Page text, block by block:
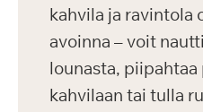
kahvila ja ravintola
avoinna – voit
lounasta,
kahvilaan tai tulla